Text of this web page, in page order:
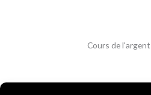
Cours de